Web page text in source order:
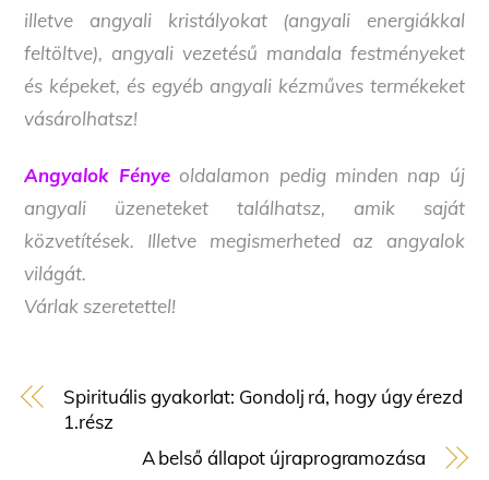
illetve angyali kristályokat (angyali energiákkal
feltöltve), angyali vezetésű mandala festményeket
és képeket, és egyéb angyali kézműves termékeket
vásárolhatsz!
Angyalok Fényeoldalamon pedig minden nap új
angyali üzeneteket találhatsz, amik saját
közvetítések. Illetve megismerheted az angyalok
világát.
Várlak szeretettel!
Spirituális gyakorlat: Gondolj rá, hogy úgy érezd
1.rész
A belső állapot újraprogramozása